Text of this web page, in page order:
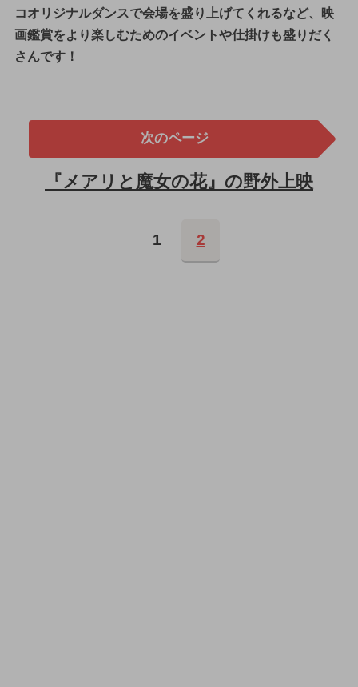
コオリジナルダンスで会場を盛り上げてくれるなど、映
画鑑賞をより楽しむためのイベントや仕掛けも盛りだく
さんです！
次のページ
『メアリと魔女の花』の野外上映
1 2